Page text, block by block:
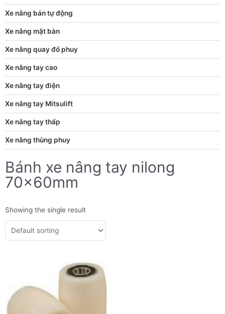
Xe nâng bán tự động
Xe nâng mặt bàn
Xe nâng quay đổ phuy
Xe nâng tay cao
Xe nâng tay điện
Xe nâng tay Mitsulift
Xe nâng tay thấp
Xe nâng thùng phuy
Bánh xe nâng tay nilong
70x60mm
Showing the single result